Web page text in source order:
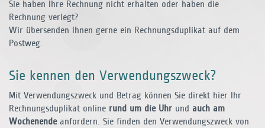
Sie haben Ihre Rechnung nicht erhalten oder haben die
Rechnung verlegt?
Wir übersenden Ihnen gerne ein Rechnungsduplikat auf dem
Postweg.
Sie kennen den Verwendungszweck?
Mit Verwendungszweck und Betrag können Sie direkt hier Ihr
Rechnungsduplikat online rund um die Uhr und auch am
Wochenendeanfordern. Sie finden den Verwendungszweck von